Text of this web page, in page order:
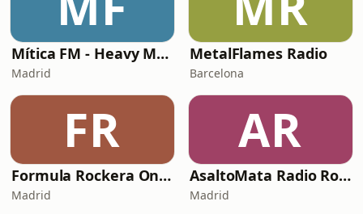
Mítica FM - Heavy Metal
Madrid
MetalFlames Radio
Barcelona
FR
Formula Rockera Online
Madrid
AR
AsaltoMata Radio Rock
Madrid